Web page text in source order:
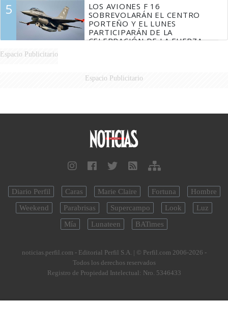
5
LOS AVIONES F 16
SOBREVOLARÁN EL CENTRO
PORTEÑO Y EL LUNES
PARTICIPARÁN DE LA
CELEBRACIÓN DE LA FUERZA
Espacio Publicitario
Espacio Publicitario
Diario Perfil Caras Marie Claire Fortuna
Hombre
Weekend
Parabrisas Supercampo Look
Luz
Mía
Lunateen BATimes
noticias.perfil.com - Editorial Perfil S.A. | © Perfil.com 2006-2026 -
Todos los derechos reservados
Registro de Propiedad Intelectual: Nro. 5346433